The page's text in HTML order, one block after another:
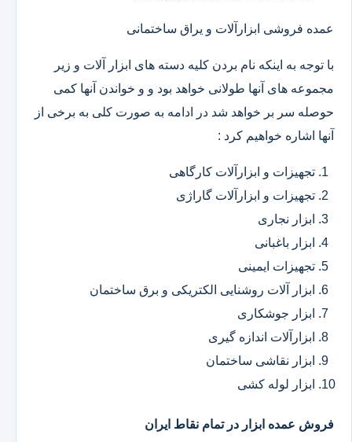
عمده فروشی ابزارآلات و یراق ساختمانی
با توجه به اینکه نام بردن کلیه دسته های ابزار آلات و زیر
مجموعه های آنها طولانی خواهد بود و و خواندن آنها کمی
حوصله سر بر خواهد شد در ادامه به صورت کلی به برخی از
آنها اشاره خواهیم کرد :
تجهیزات و ابزارآلات کارگاهی
تجهیزات و ابزارآلات گاراژی
ابزار نجاری
ابزار باغبانی
تجهیزات ایمینی
ابزار آلات روشنایی الکتریکی و برق ساختمان
ابزار جوشکاری
ابزارآلات اندازه گیری
ابزار نقاشی ساختمان
ابزار لوله کشی
فروش عمده ابزار در تمام نقاط ایران